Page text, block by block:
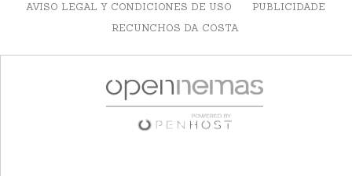
AVISO LEGAL Y CONDICIONES DE USO
PUBLICIDADE
RECUNCHOS DA COSTA